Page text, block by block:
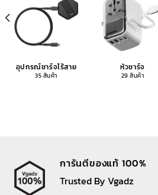
อุปกรณ์ชาร์จไร้สาย
35 สินค้า
หัวชาร์จ
29 สินค้า
การันตีของแท้ 100%
Trusted By Vgadz